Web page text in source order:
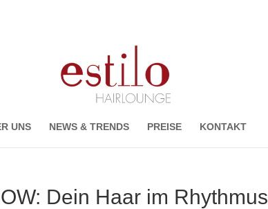
UNS NEWS & TRENDS PREISE KONTAKT
Dein Haar im Rhythmus